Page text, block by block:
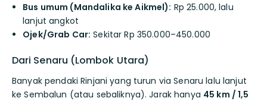
Bus umum (Mandalika ke Aikmel): Rp 25.000, lalu
lanjut angkot
Ojek/Grab Car: Sekitar Rp 350.000–450.000
Dari Senaru (Lombok Utara)
Banyak pendaki Rinjani yang turun via Senaru lalu lanjut
ke Sembalun (atau sebaliknya). Jarak hanya 45 km / 1,5